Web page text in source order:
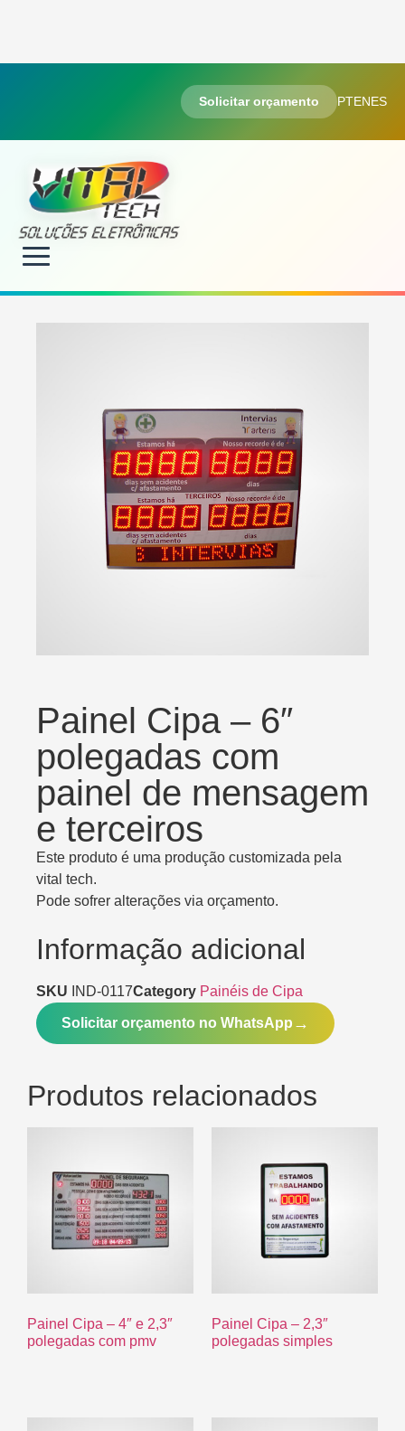
Solicitar orçamento PTENES
Painel Cipa – 6″
polegadas com
painel de mensagem
e terceiros
Este produto é uma produção customizada pela
vital tech.
Pode sofrer alterações via orçamento.
Informação adicional
SKU IND-0117Category Painéis de Cipa
Solicitar orçamento no WhatsApp
Produtos relacionados
Painel Cipa – 4″ e 2,3″
polegadas com pmv
Painel Cipa – 2,3″
polegadas simples